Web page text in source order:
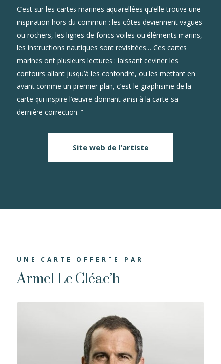
C’est sur les cartes marines aquarellées qu’elle trouve une
inspiration hors du commun : les côtes deviennent vagues
ou rochers, les lignes de fonds voiles ou éléments marins,
les instructions nautiques sont revisitées… Ces cartes
marines ont plusieurs lectures : laissant deviner les
contours allant jusqu’à les confondre, ou les mettant en
avant comme un premier plan, c’est le graphisme de la
carte qui inspire l’œuvre donnant ainsi à la carte sa
dernière correction. ”
Site web de l'artiste
UNE CARTE OFFERTE PAR
Armel Le Cléac’h